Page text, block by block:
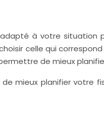
à votre situation
celle qui
de mieux
mieux planifier votre